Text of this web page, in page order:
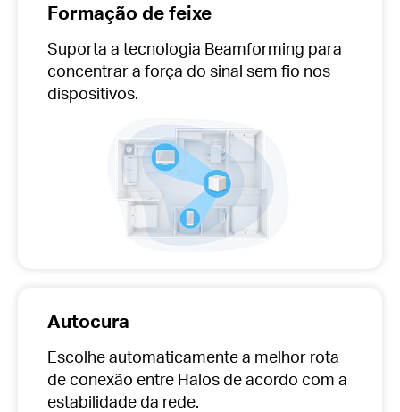
Formação de feixe
Suporta a tecnologia Beamforming para
concentrar a força do sinal sem fio nos
dispositivos.
Autocura
Escolhe automaticamentea melhor rota
de conexão entre Halos de acordo com a
estabilidade da rede.